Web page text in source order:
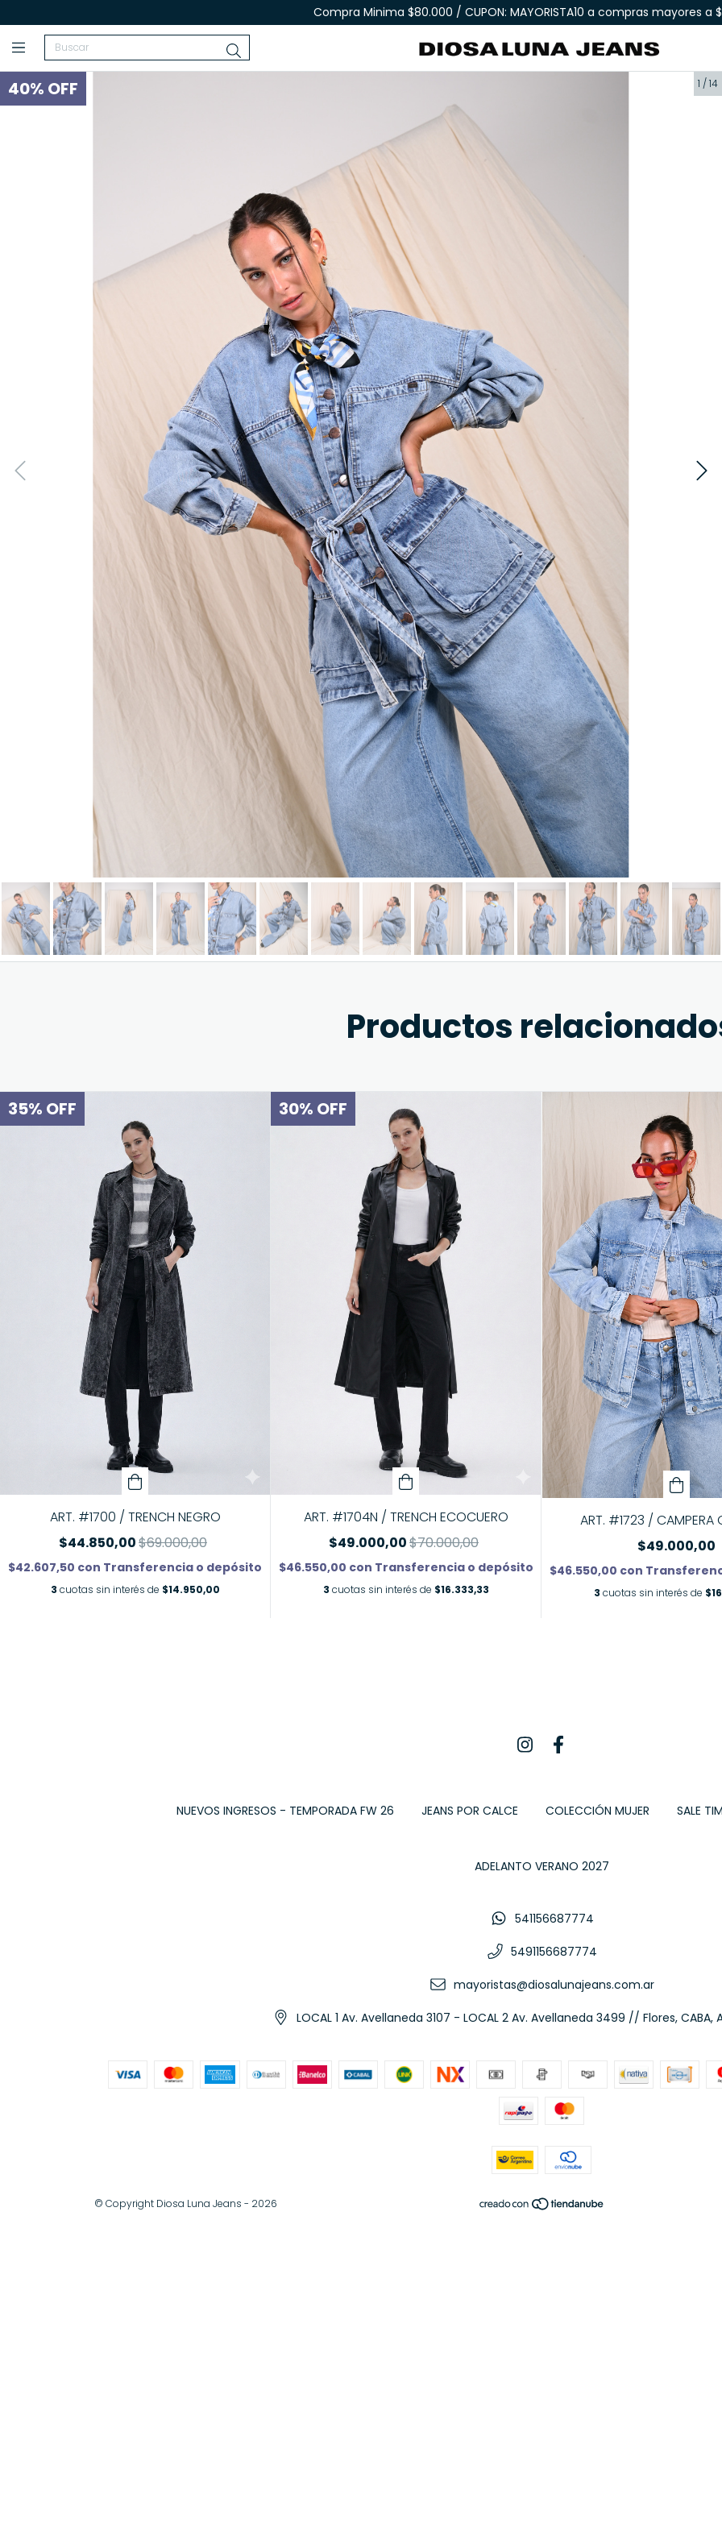
Compra Minima $80.000 / CUPON: MAYORISTA10 a compras mayores a
40% OFF 1 /14
Productos
35% OFF
ART. #1700 / TRENCH NEGRO
$44.850,00$69.000,00
$42.607,50 con Transferencia o depósito
3 cuotas sin interés de $14.950,00
30% OFF
ART. #1704N / TRENCH ECOCUERO
$49.000,00$70.000,00
$46.550,00 con Transferencia o depósito
3 cuotas sin interés de $16.333,33
ART. #1723 / CAMPERA
$49.000,00
$46.550,00 con
3 cuotas sin interés de
NUEVOS INGRESOS - TEMPORADA FW 26 JEANS POR CALCE COLECCIÓN MUJER SALE
ADELANTO VERANO 2027
541156687774
5491156687774
mayoristas@diosalunajeans.com.ar
LOCAL 1 Av. Avellaneda 3107 - LOCAL 2 Av. Avellaneda 3499 // Flores,
© Copyright Diosa Luna Jeans - 2026